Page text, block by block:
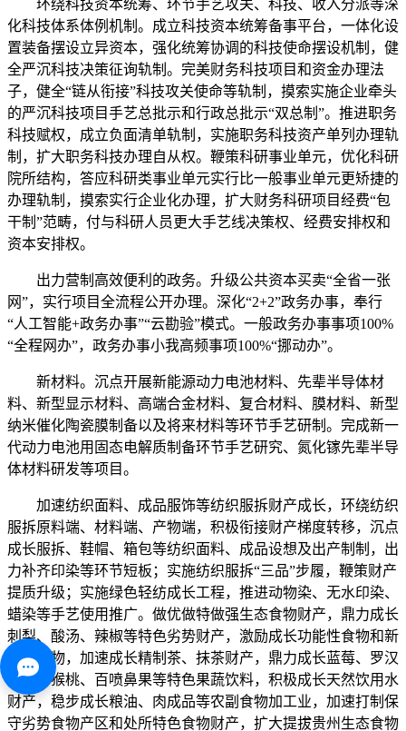
环绕科技资本统筹、环节手艺攻关、科技、收入分派等深
化科技体系体例机制。成立科技资本统筹备事平台，一体化设
置装备摆设立异资本，强化统筹协调的科技使命摆设机制，健
全严沉科技决策征询轨制。完美财务科技项目和资金办理法
子，健全“链从衔接”科技攻关使命等轨制，摸索实施企业牵头
的严沉科技项目手艺总批示和行政总批示“双总制”。推进职务
科技赋权，成立负面清单轨制，实施职务科技资产单列办理轨
制，扩大职务科技办理自从权。鞭策科研事业单元，优化科研
院所结构，答应科研类事业单元实行比一般事业单元更矫捷的
办理轨制，摸索实行企业化办理，扩大财务科研项目经费“包
干制”范畴，付与科研人员更大手艺线决策权、经费安排权和
资本安排权。
出力营制高效便利的政务。升级公共资本买卖“全省一张
网”，实行项目全流程公开办理。深化“2+2”政务办事，奉行
“人工智能+政务办事”“云勘验”模式。一般政务办事事项100%
“全程网办”，政务办事小我高频事项100%“挪动办”。
新材料。沉点开展新能源动力电池材料、先辈半导体材
料、新型显示材料、高端合金材料、复合材料、膜材料、新型
纳米催化陶瓷膜制备以及将来材料等环节手艺研制。完成新一
代动力电池用固态电解质制备环节手艺研究、氮化镓先辈半导
体材料研发等项目。
加速纺织面料、成品服饰等纺织服拆财产成长，环绕纺织
服拆原料端、材料端、产物端，积极衔接财产梯度转移，沉点
成长服拆、鞋帽、箱包等纺织面料、成品设想及出产制制，出
力补齐印染等环节短板；实施纺织服拆“三品”步履，鞭策财产
提质升级；实施绿色轻纺成长工程，推进动物染、无水印染、
蜡染等手艺使用推广。做优做特做强生态食物财产，鼎力成长
刺梨、酸汤、辣椒等特色劣势财产，激励成长功能性食物和新
资本食物，加速成长精制茶、抹茶财产，鼎力成长蓝莓、罗汉
果、猕猴桃、百喷鼻果等特色果蔬饮料，积极成长天然饮用水
财产，稳步成长粮油、肉成品等农副食物加工业，加速打制保
守劣势食物产区和处所特色食物财产，扩大提拔贵州生态食物